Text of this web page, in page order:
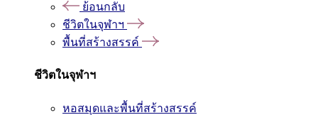
ย้อนกลับ
ชีวิตในจุฬาฯ
พื้นที่สร้างสรรค์
ชีวิตในจุฬาฯ
หอสมุดและพื้นที่สร้างสรรค์